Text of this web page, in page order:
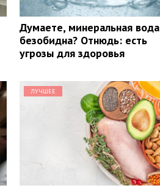
Думаете, минеральная вода
безобидна? Отнюдь: есть
угрозы для здоровья
ЛУЧШЕЕ